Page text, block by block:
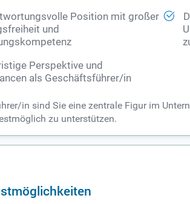
Position mit großer
und
Perspektive und
als Geschäftsführer/in
in sind Sie eine zentrale Figur im
zu unterstützen.